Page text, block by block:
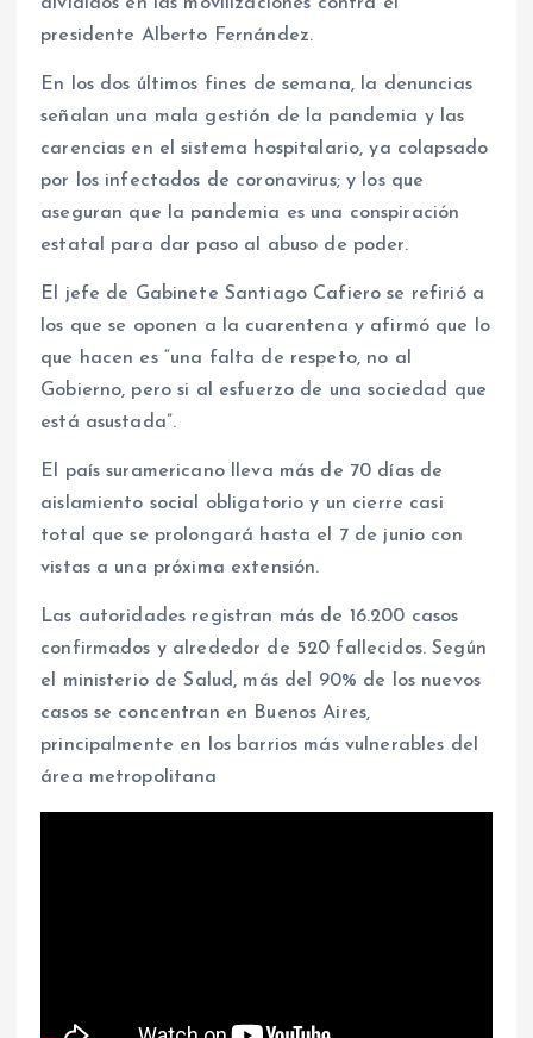
presidente Alberto Fernández.
En los dos últimos fines de semana, la denuncias
señalan una mala gestión de la pandemia y las
carencias en el sistema hospitalario, ya colapsado
por los infectados de coronavirus; y los que
aseguran que la pandemia es una conspiración
estatal para dar paso al abuso de poder.
El jefe de Gabinete Santiago Cafiero se refirió a
los que se oponen a la cuarentena y afirmó que lo
que hacen es “una falta de respeto, no al
Gobierno, pero si al esfuerzo de una sociedad que
está asustada”.
El país suramericano lleva más de 70 días de
aislamiento social obligatorio y un cierre casi
total que se prolongará hasta el 7 de junio con
vistas a una próxima extensión.
Las autoridades registran más de 16.200 casos
confirmados y alrededor de 520 fallecidos. Según
el ministerio de Salud, más del 90% de los nuevos
casos se concentran en Buenos Aires,
principalmente en los barrios más vulnerables del
área metropolitana